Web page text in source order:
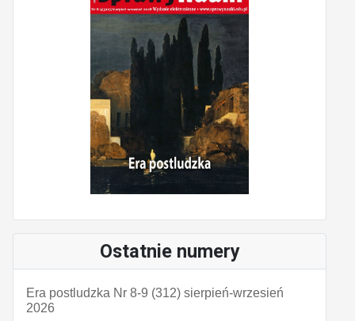
Ostatnie numery
Era postludzka Nr 8-9 (312) sierpień-wrzesień
2026